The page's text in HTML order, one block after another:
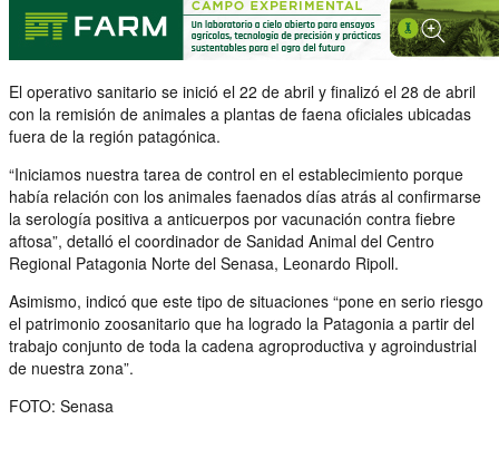
El operativo sanitario se inició el 22 de abril y finalizó el 28 de abril
con la remisión de animales a plantas de faena oficiales ubicadas
fuera de la región patagónica.
“Iniciamos nuestra tarea de control en el establecimiento porque
había relación con los animales faenados días atrás al confirmarse
la serología positiva a anticuerpos por vacunación contra fiebre
aftosa”, detalló el coordinador de Sanidad Animal del Centro
Regional Patagonia Norte del Senasa, Leonardo Ripoll.
Asimismo, indicó que este tipo de situaciones “pone en serio riesgo
el patrimonio zoosanitario que ha logrado la Patagonia a partir del
trabajo conjunto de toda la cadena agroproductiva y agroindustrial
de nuestra zona”.
FOTO: Senasa